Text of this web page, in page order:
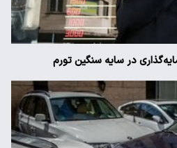
در سایه سنگین تورم